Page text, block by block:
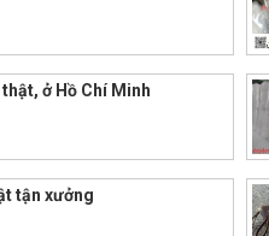
ở Hồ Chí Minh
tận xưởng